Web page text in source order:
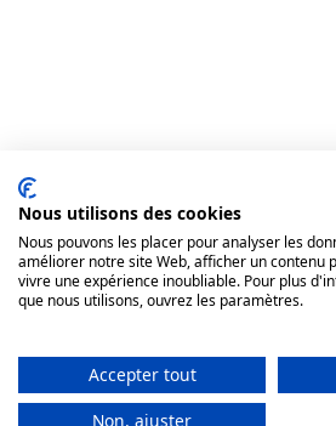
Nous utilisons des cookies
Nous pouvons les placer pour analyser les
améliorer notre site Web, afficher un contenu
vivre une expérience inoubliable. Pour plus
que nous utilisons, ouvrez les paramètres.
Accepter tout
Non, ajuster